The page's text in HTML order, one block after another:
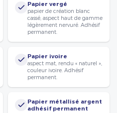
Papier vergé
papier de création blanc
cassé, aspect haut de gamme
légèrement nervuré. Adhésif
permanent.
Papier ivoire
aspect mat, rendu « naturel »,
couleur ivoire. Adhésif
permanent.
Papier métallisé argent
adhésif permanent